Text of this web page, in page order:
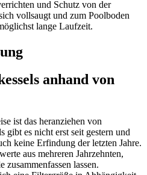
und Schutz von der
vollsaugt und zum Poolboden
lange Laufzeit.
anhand von
ist das heranziehen von
gibt es nicht erst seit gestern und
keine Erfindung der letzten Jahre.
aus mehreren Jahrzehnten,
lassen.